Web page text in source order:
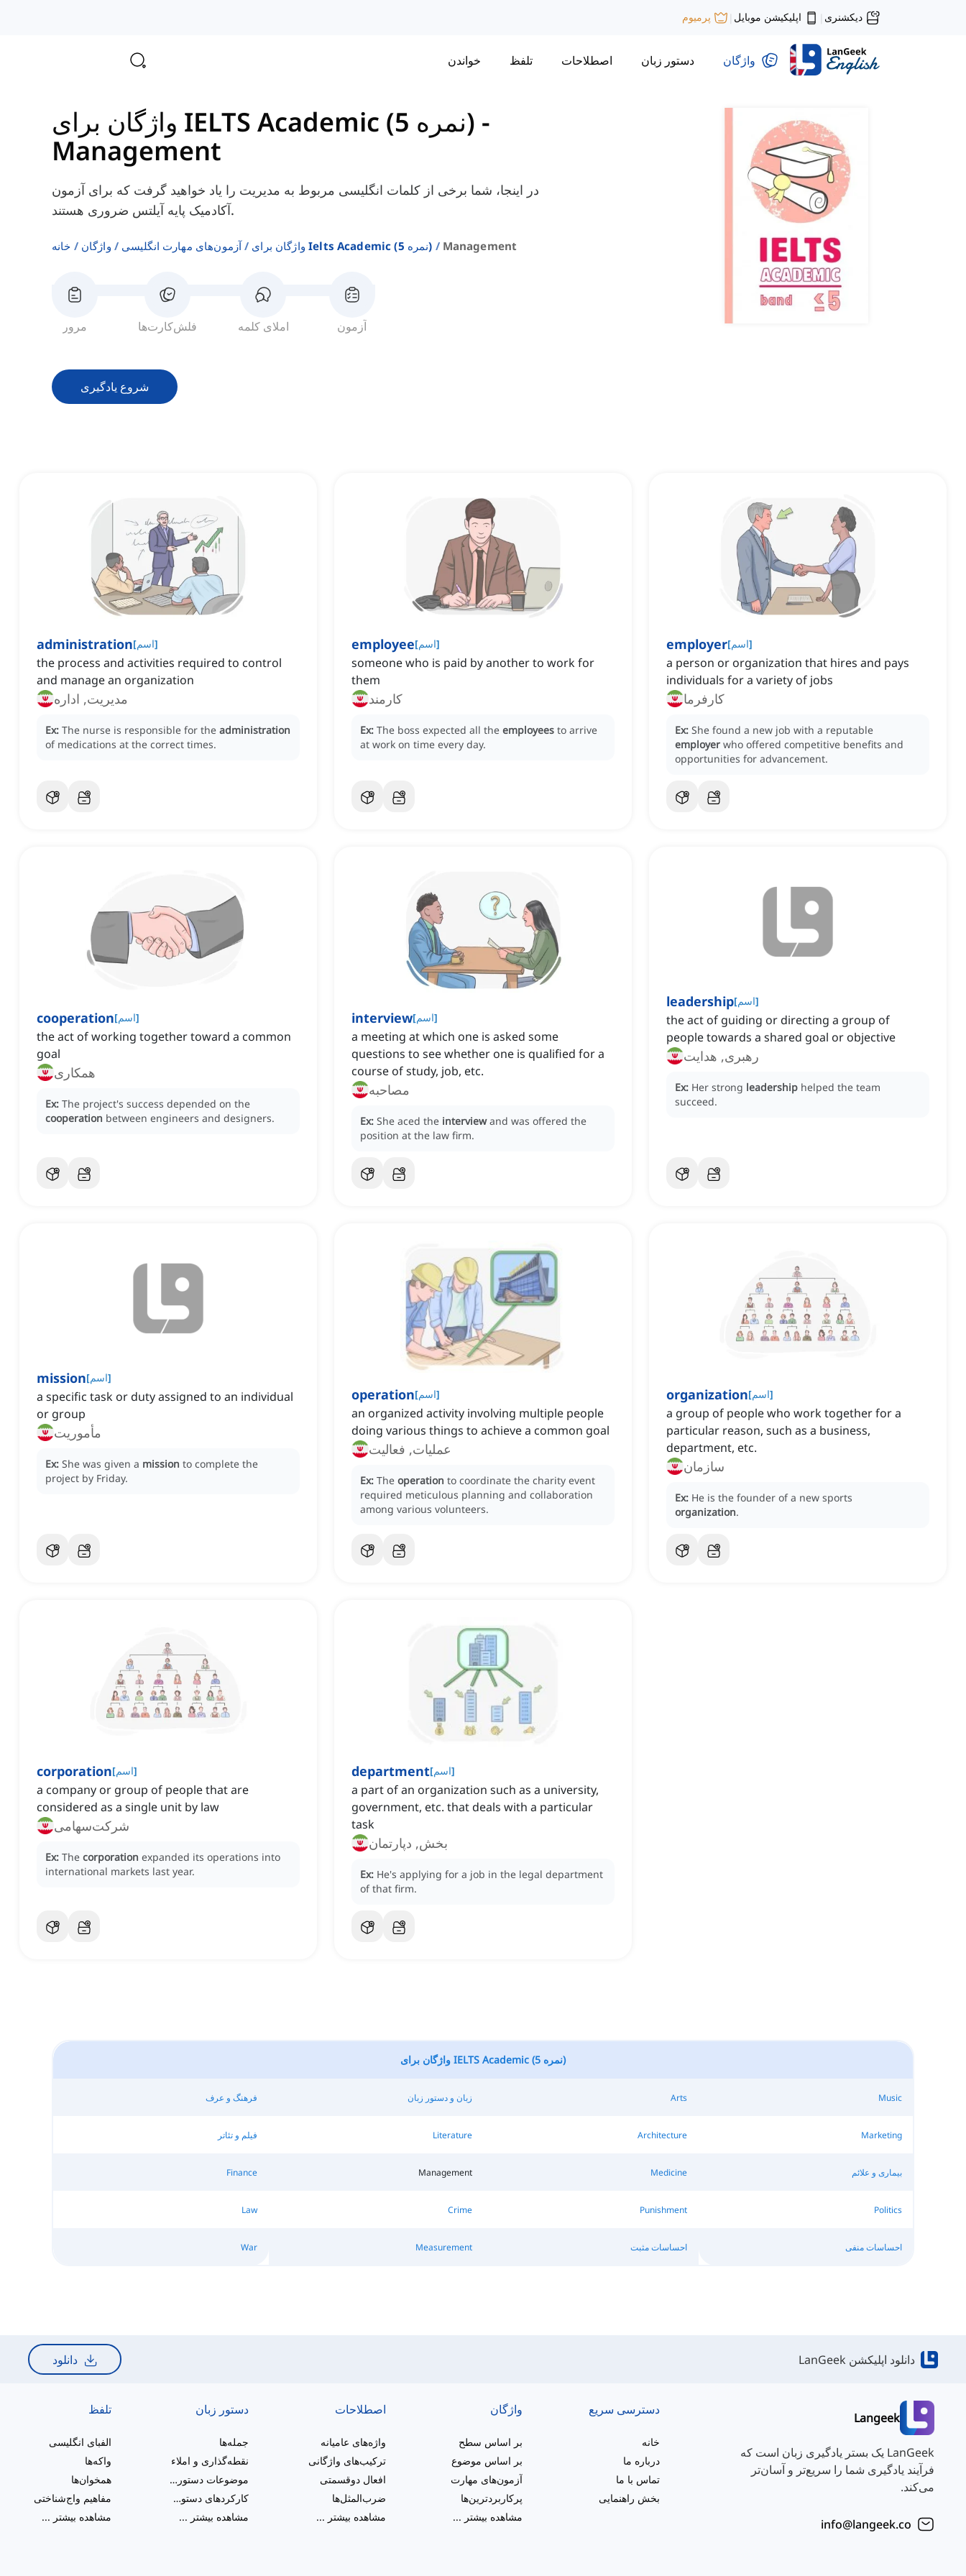
دیکشنری | اپلیکیشن موبایل | پرمیوم
واژگان دستور زبان اصطلاحات تلفظ خواندن
واژگان برای IELTS Academic (نمره 5) -
Management
در اینجا، شما برخی از کلمات انگلیسی مربوط به مدیریت را یاد خواهید گرفت که برای آزمون
آکادمیک پایه آیلتس ضروری هستند.
خانه واژگان آزمون‌های مهارت انگلیسی واژگان برای Ielts Academic (نمره 5) Management
مرور فلش‌کارت‌ها املای کلمه آزمون
شروع یادگیری
administration[اسم]
the process and activities required to control
and manage an organization
مدیریت, اداره
Ex: The nurse is responsible for the administration
of medications at the correct times.
employee[اسم]
someone who is paid by another to work for
them
کارمند
Ex: The boss expected all the employees to arrive
at work on time every day.
employer[اسم]
a person or organization that hires and pays
individuals for a variety of jobs
کارفرما
Ex: She found a new job with a reputable
employer who offered competitive benefits and
opportunities for advancement.
cooperation[اسم]
the act of working together toward a common
goal
همکاری
Ex: The project's success depended on the
cooperation between engineers and designers.
interview[اسم]
a meeting at which one is asked some
questions to see whether one is qualified for a
course of study, job, etc.
مصاحبه
Ex: She aced the interview and was offered the
position at the law firm.
leadership[اسم]
the act of guiding or directing a group of
people towards a shared goal or objective
رهبری, هدایت
Ex: Her strong leadership helped the team
succeed.
mission[اسم]
a specific task or duty assigned to an individual
or group
مأموریت
Ex: She was given a mission to complete the
project by Friday.
operation[اسم]
an organized activity involving multiple people
doing various things to achieve a common goal
عملیات, فعالیت
Ex: The operation to coordinate the charity event
required meticulous planning and collaboration
among various volunteers.
organization[اسم]
a group of people who work together for a
particular reason, such as a business,
department, etc.
سازمان
Ex: He is the founder of a new sports
organization.
corporation[اسم]
a company or group of people that are
considered as a single unit by law
شرکت‌سهامی
Ex: The corporation expanded its operations into
international markets last year.
department[اسم]
a part of an organization such as a university,
government, etc. that deals with a particular
task
بخش, دپارتمان
Ex: He's applying for a job in the legal department
of that firm.
واژگان برای IELTS Academic (نمره 5)
فرهنگ و عرف زبان و دستور زبان Arts Music
فیلم و تئاتر Literature Architecture Marketing
Finance Management Medicine بیماری و علائم
Law Crime Punishment Politics
War Measurement احساسات مثبت احساسات منفی
دانلود اپلیکشن LanGeek دانلود
Langeek
LanGeek یک بستر یادگیری زبان است که
فرآیند یادگیری شما را سریع‌تر و آسان‌تر
می‌کند.
info@langeek.co
دسترسی سریع
خانه
درباره ما
تماس با ما
بخش راهنمایی
واژگان
بر اساس سطح
بر اساس موضوع
آزمون‌های مهارت
پرکاربردترین‌ها
مشاهده بیشتر ...
اصطلاحات
واژه‌های عامیانه
ترکیب‌های واژگانی
افعال دوقسمتی
ضرب‌المثل‌ها
مشاهده بیشتر ...
دستور زبان
جمله‌ها
نقطه‌گذاری و املاء
موضوعات دستور زبان متنوع
کارکردهای دستوری
مشاهده بیشتر ...
تلفظ
الفبای انگلیسی
واکه‌ها
همخوان‌ها
مفاهیم واج‌شناختی
مشاهده بیشتر ...